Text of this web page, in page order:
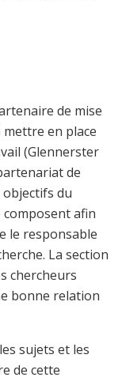
de mise
en place
(Glennerster
de
du
afin
le responsable
La section
chercheurs
bonne relation
sujets et les
de cette